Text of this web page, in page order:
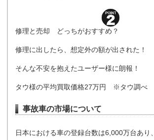
修理と売却 どっちがおすすめ？
修理に出したら、想定外の額が出された！
そんな不安を抱えたユーザー様に朗報！
タウ様の平均買取価格27万円 ※タウ調べ
事故車の市場について
日本における車の登録台数は6,000万台あり、